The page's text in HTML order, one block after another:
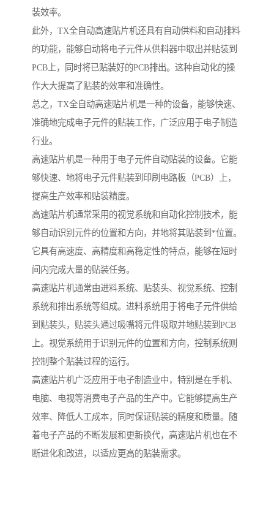
装效率。
此外，TX全自动高速贴片机还具有自动供料和自动排料
的功能，能够自动将电子元件从供料器中取出并贴装到
PCB上，同时将已贴装好的PCB排出。这种自动化的操
作大大提高了贴装的效率和准确性。
总之，TX全自动高速贴片机是一种的设备，能够快速、
准确地完成电子元件的贴装工作，广泛应用于电子制造
行业。
高速贴片机是一种用于电子元件自动贴装的设备。它能
够快速、地将电子元件贴装到印刷电路板（PCB）上，
提高生产效率和贴装精度。
高速贴片机通常采用的视觉系统和自动化控制技术，能
够自动识别元件的位置和方向，并地将其贴装到*位置。
它具有高速度、高精度和高稳定性的特点，能够在短时
间内完成大量的贴装任务。
高速贴片机通常由进料系统、贴装头、视觉系统、控制
系统和排出系统等组成。进料系统用于将电子元件供给
到贴装头，贴装头通过吸嘴将元件吸取并地贴装到PCB
上。视觉系统用于识别元件的位置和方向，控制系统则
控制整个贴装过程的运行。
高速贴片机广泛应用于电子制造业中，特别是在手机、
电脑、电视等消费电子产品的生产中。它能够提高生产
效率、降低人工成本，同时保证贴装的精度和质量。随
着电子产品的不断发展和更新换代，高速贴片机也在不
断进化和改进，以适应更高的贴装需求。